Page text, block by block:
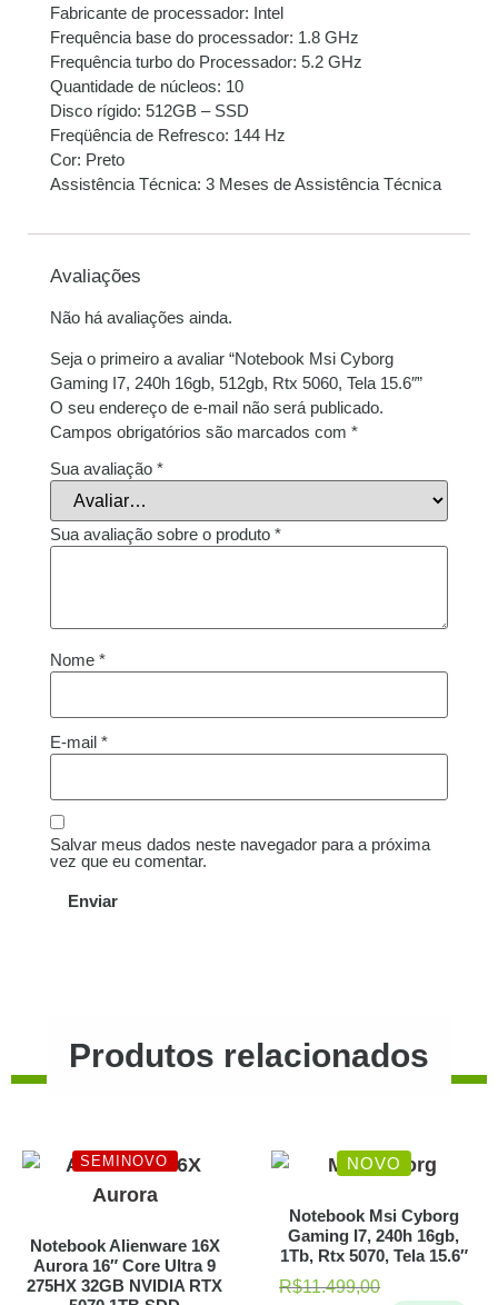
Fabricante de processador: Intel
Frequência base do processador: 1.8 GHz
Frequência turbo do Processador: 5.2 GHz
Quantidade de núcleos: 10
Disco rígido: 512GB – SSD
Freqüência de Refresco: 144 Hz
Cor: Preto
Assistência Técnica: 3 Meses de Assistência Técnica
Avaliações
Não há avaliações ainda.
Seja o primeiro a avaliar “Notebook Msi Cyborg
Gaming I7, 240h 16gb, 512gb, Rtx 5060, Tela 15.6″”
O seu endereço de e-mail não será publicado.
Campos obrigatórios são marcados com *
Sua avaliação *
Sua avaliação sobre o produto *
Nome *
E-mail *
Salvar meus dados neste navegador para a próxima
vez que eu comentar.
Produtos relacionados
SEMINOVO
Notebook Alienware 16X
Aurora 16″ Core Ultra 9
275HX 32GB NVIDIA RTX
NOVO
Notebook Msi Cyborg
Gaming I7, 240h 16gb,
1Tb, Rtx 5070, Tela 15.6″
R$11.499,00